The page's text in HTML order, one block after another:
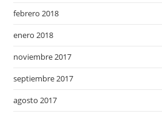
febrero 2018
enero 2018
noviembre 2017
septiembre 2017
agosto 2017